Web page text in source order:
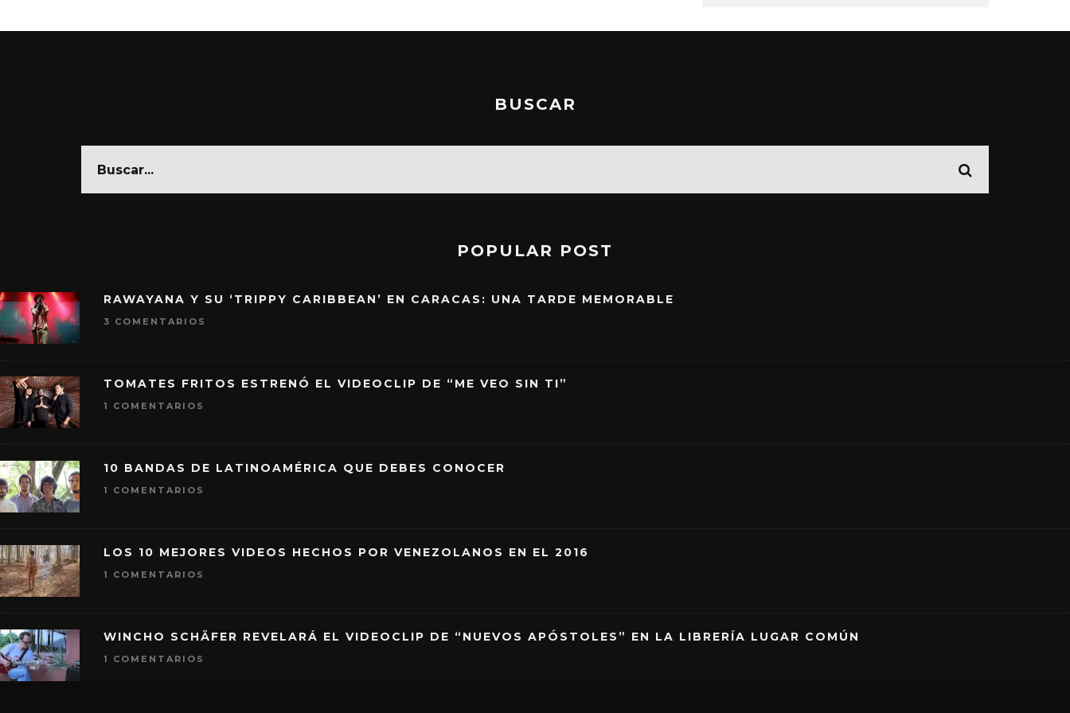
BUSCAR
POPULAR POST
RAWAYANA Y SU ‘TRIPPY CARIBBEAN’ EN CARACAS: UNA TARDE MEMORABLE
3 COMENTARIOS
TOMATES FRITOS ESTRENÓ EL VIDEOCLIP DE “ME VEO SIN TI”
1 COMENTARIOS
10 BANDAS DE LATINOAMÉRICA QUE DEBES CONOCER
1 COMENTARIOS
LOS 10 MEJORES VIDEOS HECHOS POR VENEZOLANOS EN EL 2016
1 COMENTARIOS
WINCHO SCHÄFER REVELARÁ EL VIDEOCLIP DE “NUEVOS APÓSTOLES” EN LA LIBRERÍA LUGAR COMÚN
1 COMENTARIOS